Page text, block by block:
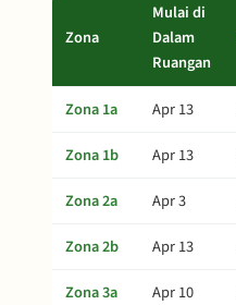
Zona
Mulai di
Dalam
Ruangan
Zona 1a Apr 13
Zona 1b
Apr 13
Zona 2a
Apr 3
Zona 2b
Apr 13
Zona 3a
Apr 10